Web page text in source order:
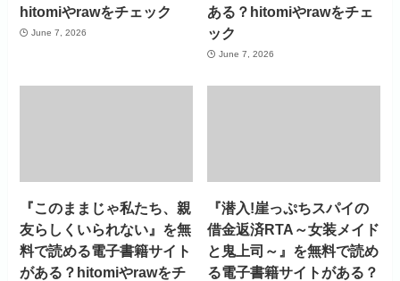
hitomiやrawをチェック
June 7, 2026
ある？hitomiやrawをチェ
ック
June 7, 2026
『このままじゃ私たち、親
友らしくいられない』を無
料で読める電子書籍サイト
がある？hitomiやrawをチ
『潜入!崖っぷちスパイの
借金返済RTA～女装メイド
と鬼上司～』を無料で読め
る電子書籍サイトがある？